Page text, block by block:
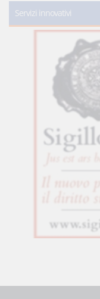
Servizi innovativi